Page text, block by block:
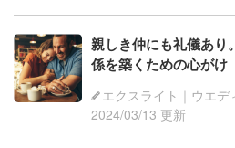
親しき仲にも礼儀あり
係を築くための心がけ
エクスライト｜ウエデ
2024/03/13 更新